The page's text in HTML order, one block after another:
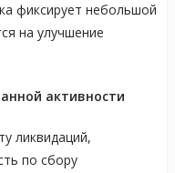
фиксирует небольшой
на улучшение
активности
ликвидаций,
по сбору